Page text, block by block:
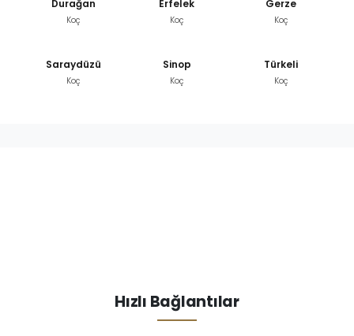
Durağan
Koç
Erfelek
Koç
Gerze
Koç
Saraydüzü
Koç
Sinop
Koç
Türkeli
Koç
Hızlı Bağlantılar